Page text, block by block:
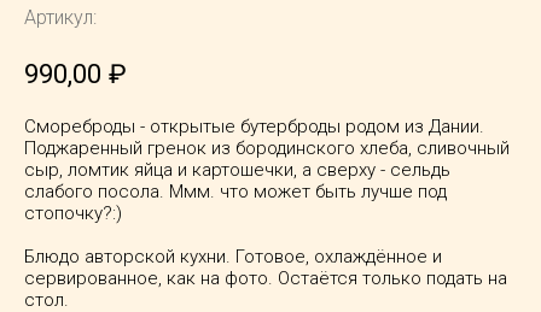
Артикул:
990,00 ₽
Смореброды - открытые бутерброды родом из Дании.
Поджаренный гренок из бородинского хлеба, сливочный
сыр, ломтик яйца и картошечки, а сверху - сельдь
слабого посола. Ммм. что может быть лучше под
стопочку?:)
Блюдо авторской кухни. Готовое, охлаждённое и
сервированное, как на фото. Остаётся только подать на
стол.